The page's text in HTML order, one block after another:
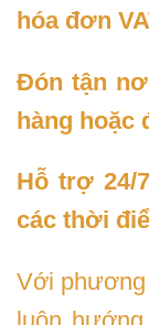
hóa đơn
Đón tận
hàng hoặc
Hỗ trợ 24/
các thời
Với phương